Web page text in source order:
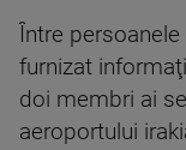
Între
furnizat
doi membri ai
aeroportului